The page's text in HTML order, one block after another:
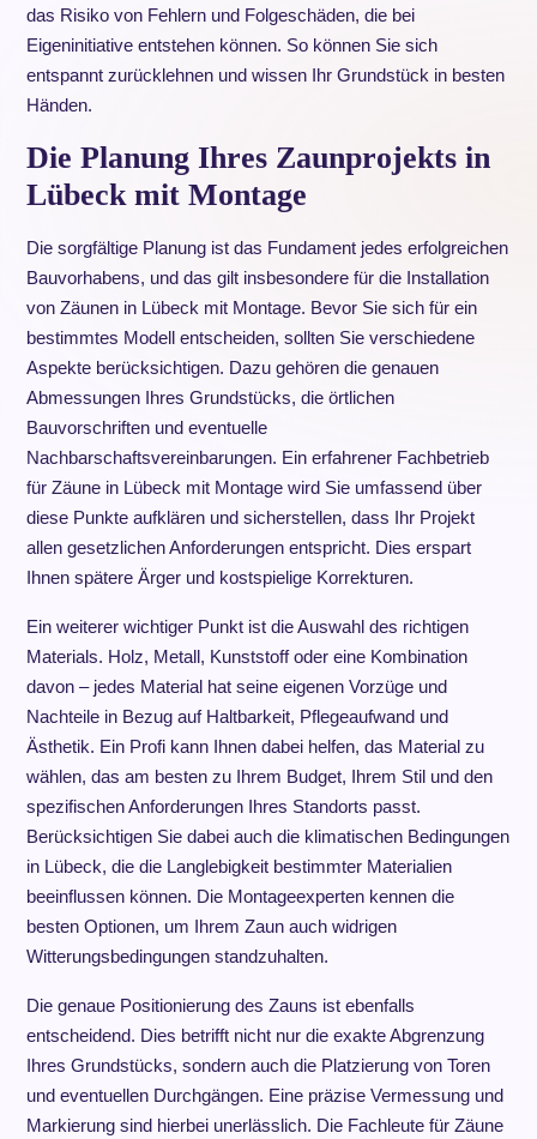
das Risiko von Fehlern und Folgeschäden, die bei
Eigeninitiative entstehen können. So können Sie sich
entspannt zurücklehnen und wissen Ihr Grundstück in besten
Händen.
Die Planung Ihres Zaunprojekts in
Lübeck mit Montage
Die sorgfältige Planung ist das Fundament jedes erfolgreichen
Bauvorhabens, und das gilt insbesondere für die Installation
von Zäunen in Lübeck mit Montage. Bevor Sie sich für ein
bestimmtes Modell entscheiden, sollten Sie verschiedene
Aspekte berücksichtigen. Dazu gehören die genauen
Abmessungen Ihres Grundstücks, die örtlichen
Bauvorschriften und eventuelle
Nachbarschaftsvereinbarungen. Ein erfahrener Fachbetrieb
für Zäune in Lübeck mit Montage wird Sie umfassend über
diese Punkte aufklären und sicherstellen, dass Ihr Projekt
allen gesetzlichen Anforderungen entspricht. Dies erspart
Ihnen spätere Ärger und kostspielige Korrekturen.
Ein weiterer wichtiger Punkt ist die Auswahl des richtigen
Materials. Holz, Metall, Kunststoff oder eine Kombination
davon – jedes Material hat seine eigenen Vorzüge und
Nachteile in Bezug auf Haltbarkeit, Pflegeaufwand und
Ästhetik. Ein Profi kann Ihnen dabei helfen, das Material zu
wählen, das am besten zu Ihrem Budget, Ihrem Stil und den
spezifischen Anforderungen Ihres Standorts passt.
Berücksichtigen Sie dabei auch die klimatischen Bedingungen
in Lübeck, die die Langlebigkeit bestimmter Materialien
beeinflussen können. Die Montageexperten kennen die
besten Optionen, um Ihrem Zaun auch widrigen
Witterungsbedingungen standzuhalten.
Die genaue Positionierung des Zauns ist ebenfalls
entscheidend. Dies betrifft nicht nur die exakte Abgrenzung
Ihres Grundstücks, sondern auch die Platzierung von Toren
und eventuellen Durchgängen. Eine präzise Vermessung und
Markierung sind hierbei unerlässlich. Die Fachleute für Zäune